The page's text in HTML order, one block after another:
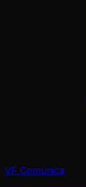
VF Comunica